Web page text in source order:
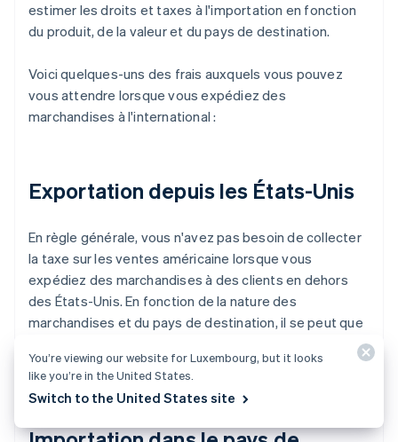
estimer les droits et taxes à l'importation en fonction
du produit, de la valeur et du pays de destination.
Voici quelques-uns des frais auxquels vous pouvez
vous attendre lorsque vous expédiez des
marchandises à l'international :
Exportation depuis les États-Unis
En règle générale, vous n'avez pas besoin de collecter
la taxe sur les ventes américaine lorsque vous
expédiez des marchandises à des clients en dehors
des États-Unis. En fonction de la nature des
marchandises et du pays de destination, il se peut que
américaines en matière d'exportation.
You’re viewing our website for Luxembourg, but it looks
like you’re in the United States.
Switch to the United States site